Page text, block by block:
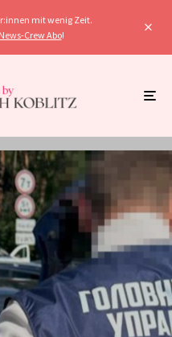
mit wenig Zeit.
News-Crew Abo!